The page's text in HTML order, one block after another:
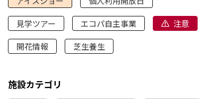
見学ツアー
エコパ自主事業
注意
開花情報
芝生養生
施設カテゴリ